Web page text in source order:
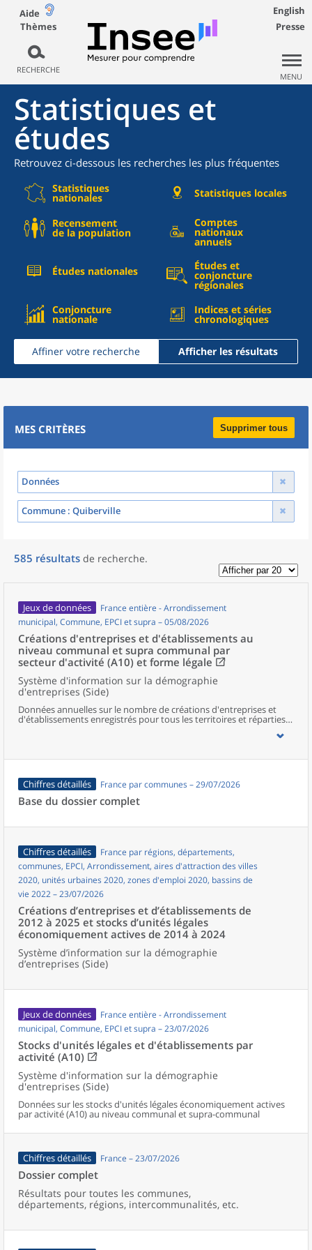
Aide
Thèmes
RECHERCHE
English
Presse
MENU
Statistiques et
études
Retrouvez ci-dessous les recherches les plus fréquentes
Statistiques
nationales Statistiques locales
Recensement
de la population
Comptes
nationaux
annuels
Études nationales Études et
conjoncture
régionales
Conjoncture
nationale
Indices et séries
chronologiques
Affiner votre recherche Afficher les résultats
MES CRITÈRES Supprimer tous
Données
Commune : Quiberville
585 résultats de recherche.
Jeux de données
France entière - Arrondissement
municipal, Commune, EPCI et supra – 05/08/2026
Créations d'entreprises et d'établissements au
niveau communal et supra communal par
secteur d'activité (A10) et forme légale
Système d'information sur la démographie
d'entreprises (Side)
Données annuelles sur le nombre de créations d'entreprises et
d'établissements enregistrés pour tous les territoires et réparties
selon le secteur d’activité et la forme légale.
Chiffres détaillés France par communes – 29/07/2026
Base du dossier complet
Chiffres détaillés
France par régions, départements,
communes, EPCI, Arrondissement, aires d'attraction des villes
2020, unités urbaines 2020, zones d'emploi 2020, bassins de
vie 2022 – 23/07/2026
Créations d’entreprises et d’établissements de
2012 à 2025 et stocks d’unités légales
économiquement actives de 2014 à 2024
Système d’information sur la démographie
d’entreprises (Side)
Jeux de données
France entière - Arrondissement
municipal, Commune, EPCI et supra – 23/07/2026
Stocks d'unités légales et d'établissements par
activité (A10)
Système d'information sur la démographie
d'entreprises (Side)
Données sur les stocks d'unités légales économiquement actives
par activité (A10) au niveau communal et supra-communal
Chiffres détaillés France – 23/07/2026
Dossier complet
Résultats pour toutes les communes,
départements, régions, intercommunalités, etc.